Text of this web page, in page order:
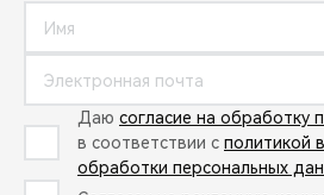
Даю согласие на обработку
в соответствии с политикой
обработки персональных